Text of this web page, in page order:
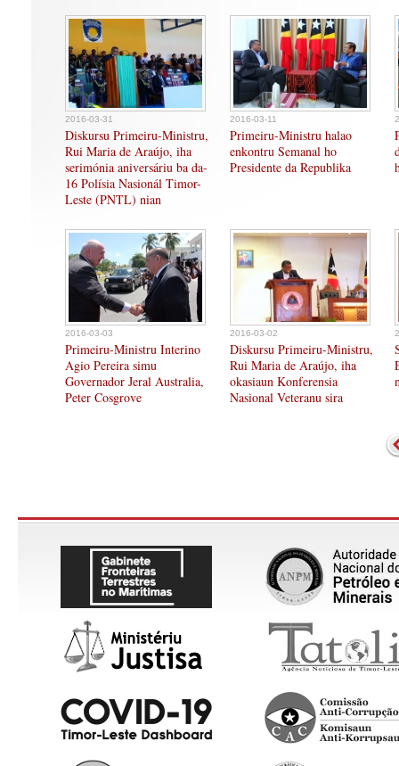
2016-03-31
Diskursu Primeiru-Ministru,
Rui Maria de Araújo, iha
serimónia aniversáriu ba da-
16 Polísia Nasionál Timor-
Leste (PNTL) nian
2016-03-11
Primeiru-Ministru halao
enkontru Semanal ho
Presidente da Republika
2016-03-03
Primeiru-Ministru Interino
Agio Pereira simu
Governador Jeral Australia,
Peter Cosgrove
2016-03-02
Diskursu Primeiru-Ministru,
Rui Maria de Araújo, iha
okasiaun Konferensia
Nasional Veteranu sira